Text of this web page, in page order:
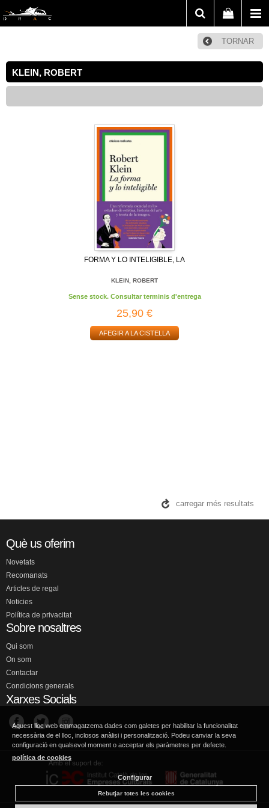
TORNAR
KLEIN, ROBERT
FORMA Y LO INTELIGIBLE, LA
KLEIN, ROBERT
Sense stock. Consultar terminis d'entrega
25,90 €
AFEGIR A LA CISTELLA
carregar més resultats
Què us oferim
Novetats
Recomanats
Articles de regal
Noticies
Política de privacitat
Sobre nosaltres
Qui som
On som
Contactar
Condicions generals
Xarxes Socials
Aquest lloc web emmagatzema dades com galetes per habilitar la funcionalitat
necessària de el lloc, inclosos anàlisi i personalització. Podeu canviar la seva
configuració en qualsevol moment o acceptar els paràmetres per defecte.
política de cookies
Configurar
Rebutjar totes les cookies